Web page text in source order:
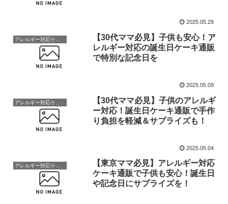
2025.05.29
アレルギー対応ケーキ
【30代ママ必見】子供も安心！ア
レルギー対応の誕生日ケーキ通販
で特別な記念日を
2025.05.09
【30代ママ必見】子供のアレルギ
ー対応！誕生日ケーキ通販で手作
り負担を軽減＆サプライズも！
2025.05.04
【東京ママ必見】アレルギー対応
ケーキ通販で子供も安心！誕生日
や記念日にサプライズを！